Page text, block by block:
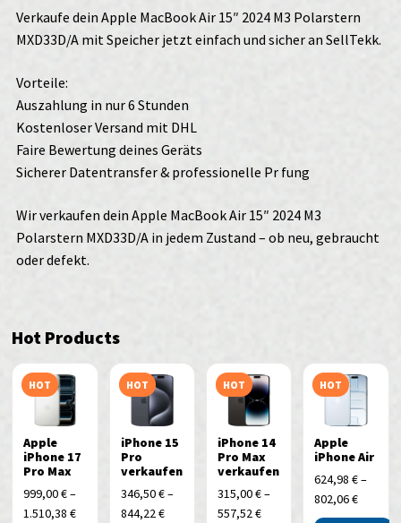
Verkaufe dein Apple MacBook Air 15″ 2024 M3 Polarstern
MXD33D/A mit Speicher jetzt einfach und sicher an SellTekk.
Vorteile:
Auszahlung in nur 6 Stunden
Kostenloser Versand mit DHL
Faire Bewertung deines Geräts
Sicherer Datentransfer & professionelle Pr fung
Wir verkaufen dein Apple MacBook Air 15″ 2024 M3
Polarstern MXD33D/A in jedem Zustand – ob neu, gebraucht
oder defekt.
Hot Products
HOT
Apple
iPhone 17
Pro Max
999,00€–
1.510,38€
HOT
iPhone 15
Pro
verkaufen
346,50€–
844,22€
HOT
iPhone 14
Pro Max
verkaufen
315,00€–
557,52€
HOT
Apple
iPhone Air
624,98€–
802,06€